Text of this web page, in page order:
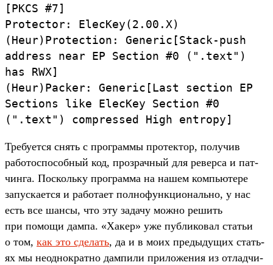
[PKCS #7]
Protector:
ElecKey(2. 00.X)
(Heur) Protection: Generic[Stack-push
address near EP Section #0 ( ". text")
has RWX]
(Heur) Packer: Generic[Last section EP
Sections like ElecKey Section #0
( ". text") compressed High entropy]
Тре­бует­ся снять с прог­раммы про­тек­тор, получив
работос­пособ­ный код, проз­рачный для ревер­са и пат­
чинга. Пос­коль­ку прог­рамма на нашем компь­юте­ре
запус­кает­ся и работа­ет пол­нофун­кци­ональ­но, у нас
есть все шан­сы, что эту задачу мож­но решить
при помощи дам­па. «Хакер» уже пуб­ликовал статьи
о том, как это сде­лать, да и в моих пре­дыду­щих стать­
ях мы неод­нократ­но дам­пили при­ложе­ния из отладчи­